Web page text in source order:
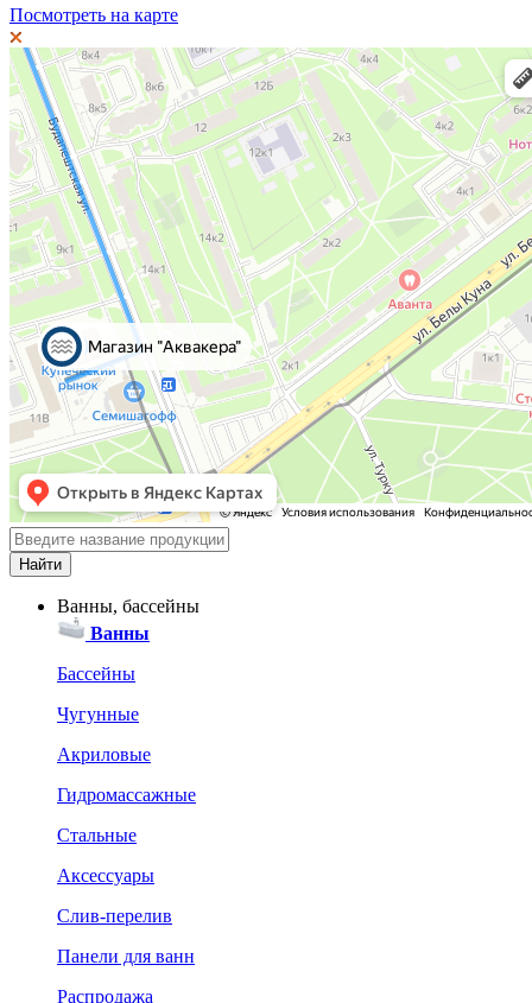
Посмотреть на карте
Ванны, бассейны
Ванны
Бассейны
Чугунные
Акриловые
Гидромассажные
Стальные
Аксессуары
Слив-перелив
Панели для ванн
Распродажа